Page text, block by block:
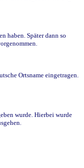
haben. Später dann so
Ortsname eingetragen.
wurde. Hierbei wurde